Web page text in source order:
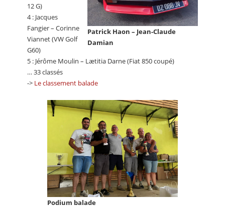
Patrick Haon – Jean-Claude
Damian
12 G)
4 : Jacques
Fangier – Corinne
Viannet (VW Golf
G60)
5 : Jérôme Moulin – Lætitia Darne (Fiat 850 coupé)
… 33 classés
-> Le classement balade
Podium balade